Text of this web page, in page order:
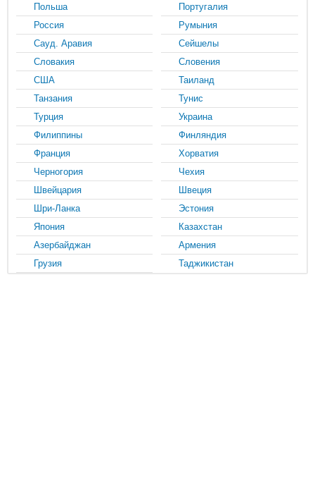
Польша
Португалия
Россия
Румыния
Сауд. Аравия
Сейшелы
Словакия
Словения
США
Таиланд
Танзания
Тунис
Турция
Украина
Филиппины
Финляндия
Франция
Хорватия
Черногория
Чехия
Швейцария
Швеция
Шри-Ланка
Эстония
Япония
Казахстан
Азербайджан
Армения
Грузия
Таджикистан